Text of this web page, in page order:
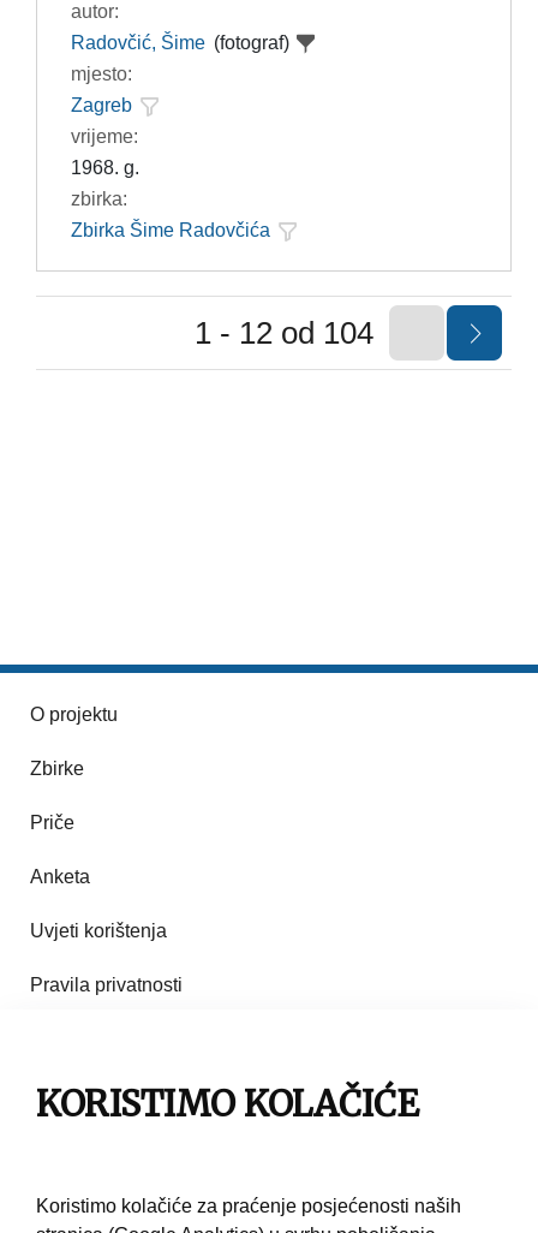
autor:
Radovčić, Šime (fotograf)
mjesto:
Zagreb
vrijeme:
1968. g.
zbirka:
Zbirka Šime Radovčića
1 - 12 od 104
O projektu
Zbirke
Priče
Anketa
Uvjeti korištenja
Pravila privatnosti
Pravila korištenja
KORISTIMO KOLAČIĆE
Koristimo kolačiće za praćenje posjećenosti naših